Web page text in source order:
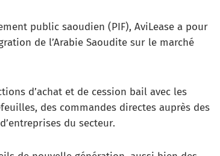
public saoudien (PIF), AviLease a pour
de l’Arabie Saoudite sur le marché
d’achat et de cession bail avec les
des commandes directes auprès des
du secteur.